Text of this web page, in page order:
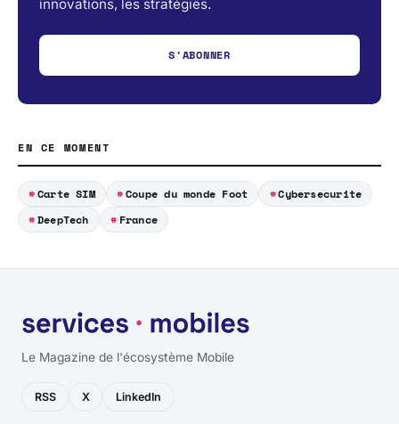
innovations, les stratégies.
S'ABONNER
EN CE MOMENT
Carte SIM Coupe du monde Foot
Cybersecurite
DeepTech
France
Le Magazine de l'écosystème Mobile
RSS X LinkedIn